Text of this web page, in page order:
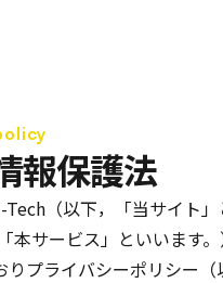
報保護法
Tech（以下，「当サイト
本サービス」といいます
りプライバシーポリシー（